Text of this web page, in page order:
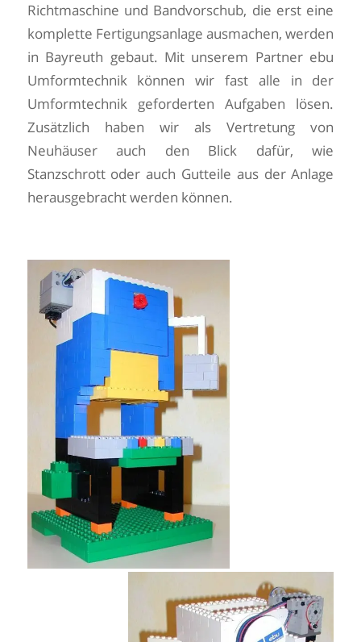
Richtmaschine und Bandvorschub, die erst eine
komplette Fertigungsanlage ausmachen, werden
in Bayreuth gebaut. Mit unserem Partner ebu
Umformtechnik können wir fast alle in der
Umformtechnik geforderten Aufgaben lösen.
Zusätzlich haben wir als Vertretung von
Neuhäuser auch den Blick dafür, wie
Stanzschrott oder auch Gutteile aus der Anlage
herausgebracht werden können.